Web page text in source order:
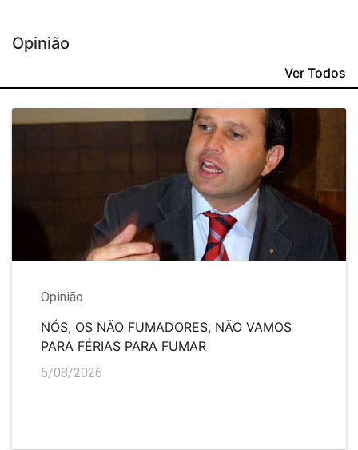
Opinião
Ver Todos
Opinião
NÓS, OS NÃO FUMADORES, NÃO VAMOS
PARA FÉRIAS PARA FUMAR
5/08/2026